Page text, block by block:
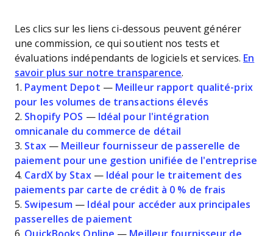
Les clics sur les liens ci-dessous peuvent générer
une commission, ce qui soutient nos tests et
évaluations indépendants de logiciels et services. En
savoir plus sur notre transparence.
1. Payment Depot — Meilleur rapport qualité-prix
pour les volumes de transactions élevés
2. Shopify POS — Idéal pour l'intégration
omnicanale du commerce de détail
3. Stax — Meilleur fournisseur de passerelle de
paiement pour une gestion unifiée de l'entreprise
4. CardX by Stax — Idéal pour le traitement des
paiements par carte de crédit à 0 % de frais
5. Swipesum — Idéal pour accéder aux principales
passerelles de paiement